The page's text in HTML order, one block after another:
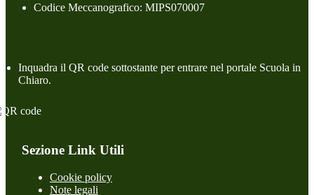
Codice Meccanografico: MIPS070007
Inquadra il QR code sottostante per entrare nel portale Scuola in
Chiaro.
Sezione Link Utili
Cookie policy
Note legali